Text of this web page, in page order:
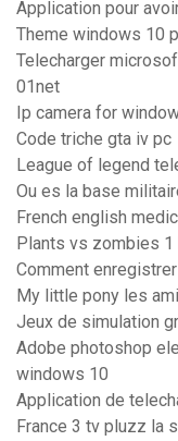
Application pour
Theme windows 10
Telecharger
01net
Ip camera for
Code triche gta iv pc
League of legend
Ou es la base
French english
Plants vs zombies 1
Comment
My little pony les
Jeux de simulation
Adobe photoshop
windows 10
Application de
France 3 tv pluzz la